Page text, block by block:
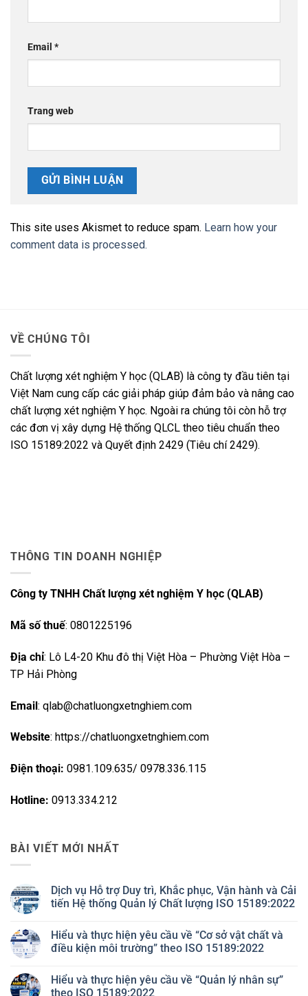
Email *
Trang web
This site uses Akismet to reduce spam. Learn how your
comment data is processed.
VỀ CHÚNG TÔI
Chất lượng xét nghiệm Y học (QLAB) là công ty đầu tiên tại
Việt Nam cung cấp các giải pháp giúp đảm bảo và nâng cao
chất lượng xét nghiệm Y học. Ngoài ra chúng tôi còn hỗ trợ
các đơn vị xây dựng Hệ thống QLCL theo tiêu chuẩn theo
ISO 15189:2022 và Quyết định 2429 (Tiêu chí 2429).
THÔNG TIN DOANH NGHIỆP
Công ty TNHH Chất lượng xét nghiệm Y học (QLAB)
Mã số thuế: 0801225196
Địa chỉ: Lô L4-20 Khu đô thị Việt Hòa – Phường Việt Hòa –
TP Hải Phòng
Email: qlab@chatluongxetnghiem.com
Website: https://chatluongxetnghiem.com
Điện thoại: 0981.109.635/ 0978.336.115
Hotline: 0913.334.212
BÀI VIẾT MỚI NHẤT
Dịch vụ Hỗ trợ Duy trì, Khắc phục, Vận hành và Cải
tiến Hệ thống Quản lý Chất lượng ISO 15189:2022
bình
luận
ở
Hỗ
trợ
Hiểu và thực hiện yêu cầu về “Cơ sở vật chất và
điều kiện môi trường” theo ISO 15189:2022
bình
luận
Hiểu và thực hiện yêu cầu về “Quản lý nhân sự”
theo ISO 15189:2022